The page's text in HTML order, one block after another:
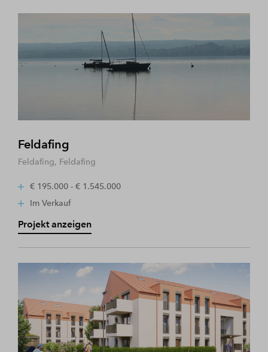
Feldafing
Feldafing, Feldafing
€ 195.000 - € 1.545.000
Im Verkauf
Projekt anzeigen